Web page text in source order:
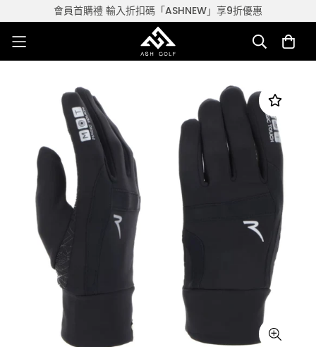
會員首購禮 輸入折扣碼「ASHNEW」享9折優惠